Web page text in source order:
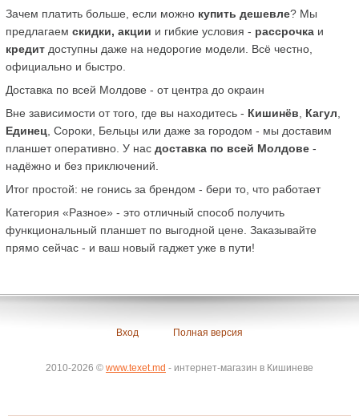
Зачем платить больше, если можно купить дешевле? Мы
предлагаем скидки, акции и гибкие условия - рассрочка
кредит доступны даже на недорогие модели. Всё честно,
официально и быстро.
Доставка по всей Молдове - от центра до окраин
Вне зависимости от того, где вы находитесь - Кишинёв Кагул
Единец , Сороки, Бельцы или даже за городом - мы доставим
планшет оперативно. У нас доставка по всей Молдове -
надёжно и без приключений.
Итог простой: не гонись за брендом - бери то, что работает
Категория «Разное» - это отличный способ получить
функциональный планшет по выгодной цене. Заказывайте
прямо сейчас - и ваш новый гаджет уже в пути!
Вход Полная версия
2010-2026 © www.texet.md - интернет-магазин в Кишиневе